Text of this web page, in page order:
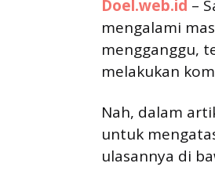
Doel.web.id –
mengalami
mengganggu,
melakukan
Nah, dalam
untuk
ulasannya di